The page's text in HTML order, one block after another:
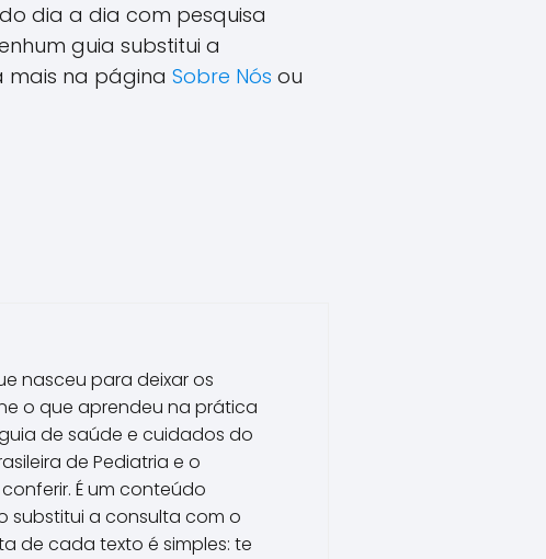
dia a dia com pesquisa
guia substitui a
mais na página Sobre Nós ou
nasceu para deixar os
o que aprendeu na prática
de saúde e cuidados do
de Pediatria e o
É um conteúdo
substitui a consulta com o
de cada texto é simples: te